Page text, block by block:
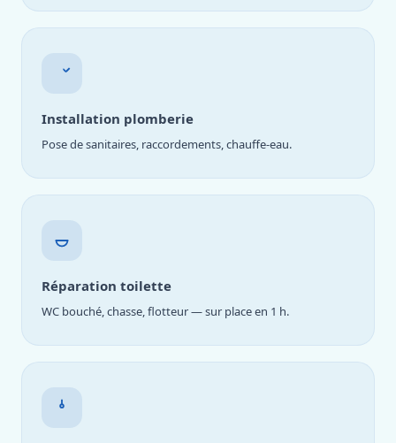
Installation plomberie
Pose de sanitaires, raccordements, chauffe-eau.
Réparation toilette
WC bouché, chasse, flotteur — sur place en 1 h.